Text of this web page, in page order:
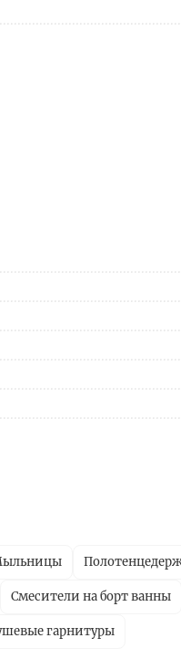
Смесители на борт ванны
гарнитуры